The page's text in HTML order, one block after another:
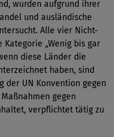
wurden aufgrund ihrer
und ausländische
Alle vier Nicht-
Kategorie „Wenig bis gar
diese Länder die
haben, sind
der UN Konvention gegen
gegen
verpflichtet tätig zu